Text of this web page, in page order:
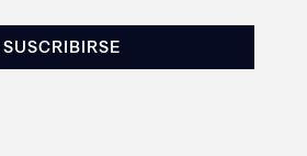
SUSCRIBIRSE